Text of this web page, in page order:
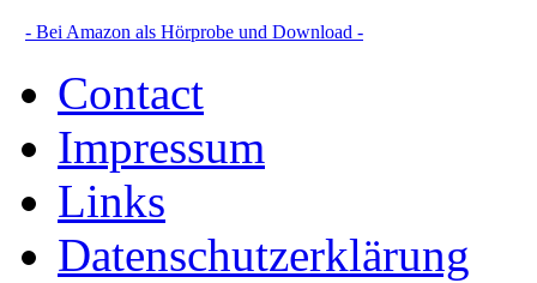
- Bei Amazon als Hörprobe und Download -
Contact
Impressum
Links
Datenschutzerklärung